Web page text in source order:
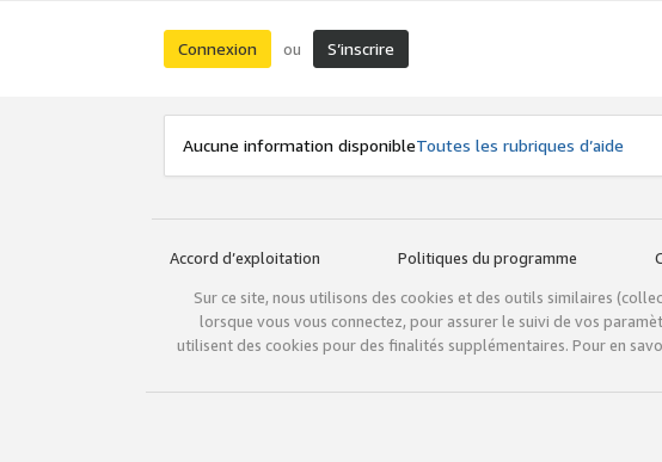
Connexion ou S’inscrire
Aucune information disponibleToutes les rubriques d’aide
Accord d’exploitation Politiques du programme
Sur ce site, nous utilisons des cookies et des outils similaires
lorsque vous vous connectez, pour assurer le suivi de vos
utilisent des cookies pour des finalités supplémentaires. Pour en